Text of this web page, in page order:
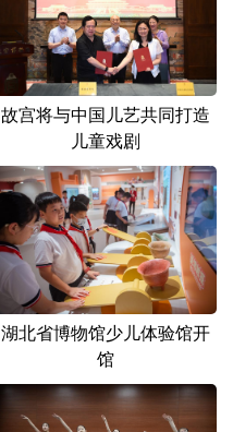
故宫将与中国儿艺共同打造
儿童戏剧
湖北省博物馆少儿体验馆开
馆